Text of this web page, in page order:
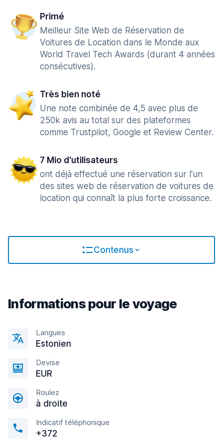
Primé
Meilleur Site Web de Réservation de
Voitures de Location dans le Monde aux
World Travel Tech Awards (durant 4 années
consécutives).
Très bien noté
Une note combinée de 4,5 avec plus de
250k avis au total sur des plateformes
comme Trustpilot, Google et Review Center.
7 Mio d‘utilisateurs
ont déjà effectué une réservation sur l'un
des sites web de réservation de voitures de
location qui connaît la plus forte croissance.
Contenus
Informations pour le voyage
Langues
Estonien
Devise
EUR
Roulez
à droite
Indicatif téléphonique
+372